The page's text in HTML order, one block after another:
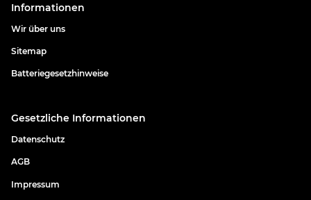
Informationen
Wir über uns
Sitemap
Batteriegesetzhinweise
Gesetzliche Informationen
Datenschutz
AGB
Impressum